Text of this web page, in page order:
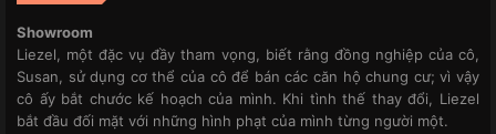
Showroom
Liezel, một đặc vụ đầy tham vọng, biết rằng đồng nghiệp của cô,
Susan, sử dụng cơ thể của cô để bán các căn hộ chung cư; vì vậy
cô ấy bắt chước kế hoạch của mình. Khi tình thế thay đổi, Liezel
bắt đầu đối mặt với những hình phạt của mình từng người một.